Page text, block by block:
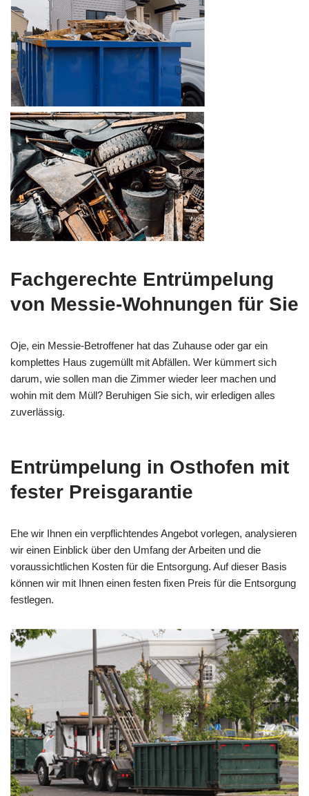
Fachgerechte Entrümpelung
von Messie-Wohnungen für Sie
Oje, ein Messie-Betroffener hat das Zuhause oder gar ein
komplettes Haus zugemüllt mit Abfällen. Wer kümmert sich
darum, wie sollen man die Zimmer wieder leer machen und
wohin mit dem Müll? Beruhigen Sie sich, wir erledigen alles
zuverlässig.
Entrümpelung in Osthofen mit
fester Preisgarantie
Ehe wir Ihnen ein verpflichtendes Angebot vorlegen, analysieren
wir einen Einblick über den Umfang der Arbeiten und die
voraussichtlichen Kosten für die Entsorgung. Auf dieser Basis
können wir mit Ihnen einen festen fixen Preis für die Entsorgung
festlegen.